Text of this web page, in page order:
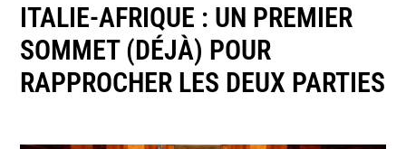
ITALIE-AFRIQUE : UN PREMIER
SOMMET (DÉJÀ) POUR
RAPPROCHER LES DEUX PARTIES